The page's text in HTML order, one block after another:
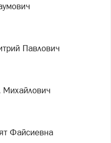
Павлович
Файсиевна